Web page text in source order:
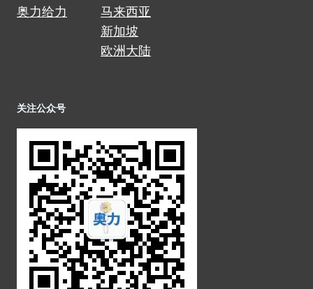
奥力给力
马来西亚
新加坡
欧洲大陆
关注公众号